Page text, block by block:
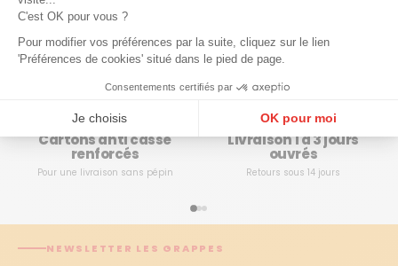
C'est OK pour vous ?
Pour modifier vos préférences par la suite, cliquez sur le lien
'Préférences de cookies' situé dans le pied de page.
Consentements certifiés par
Je choisis OK pour moi
Axeptio consent
Plateforme de Gestion du Consentement : Personnalisez vos Options
Notre plateforme vous permet d'adapter et de gérer vos paramètres de confidentialité, en
l’Enclos.
Acheter votre vin en ligne en toute
confiance
Cartons anti casse
renforcés
Pour une livraison sans pépin
Livraison 1 à 3 jours
ouvrés
Retours sous 14 jours
NEWSLETTER LES GRAPPES